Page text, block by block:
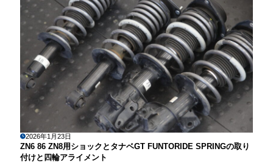
2026年1月23日
ZN6 86 ZN8用ショックとタナベGT FUNTORIDE SPRINGの取り
付けと四輪アライメント